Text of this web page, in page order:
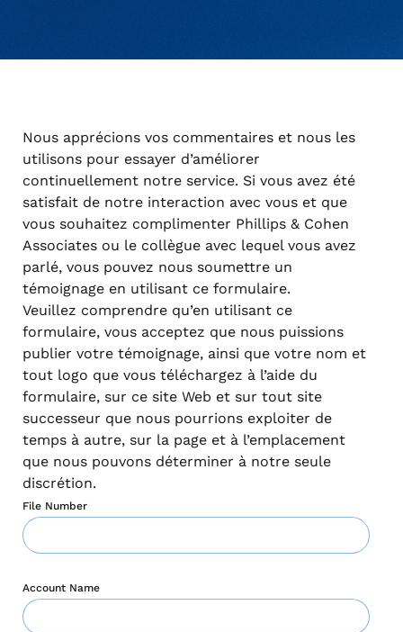
Nous apprécions vos commentaires et nous les
utilisons pour essayer d’améliorer
continuellement notre service. Si vous avez été
satisfait de notre interaction avec vous et que
vous souhaitez complimenter Phillips & Cohen
Associates ou le collègue avec lequel vous avez
parlé, vous pouvez nous soumettre un
témoignage en utilisant ce formulaire.
Veuillez comprendre qu’en utilisant ce
formulaire, vous acceptez que nous puissions
publier votre témoignage, ainsi que votre nom et
tout logo que vous téléchargez à l’aide du
formulaire, sur ce site Web et sur tout site
successeur que nous pourrions exploiter de
temps à autre, sur la page et à l’emplacement
que nous pouvons déterminer à notre seule
discrétion.
File Number
Account Name